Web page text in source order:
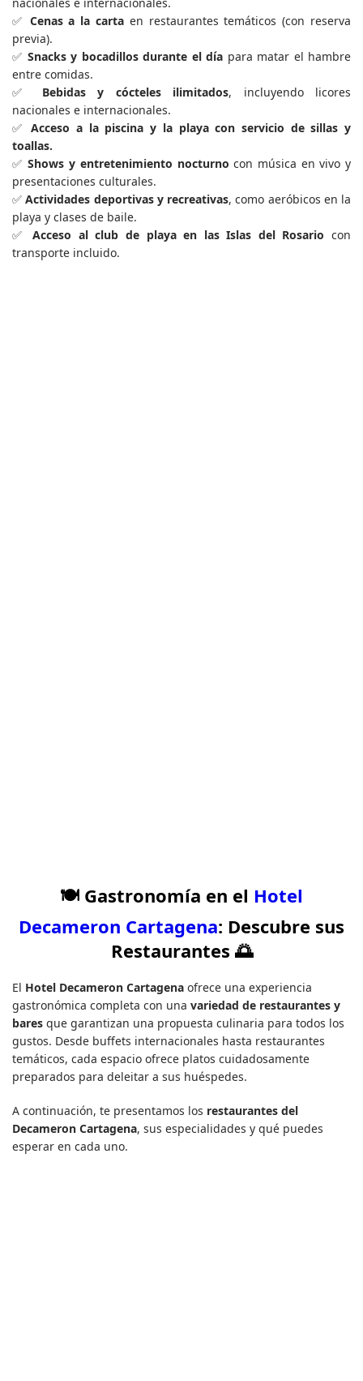
nacionales e internacionales.
✅ Cenas a la carta en restaurantes temáticos (con reserva
previa).
✅ Snacks y bocadillos durante el día para matar el hambre
entre comidas.
✅ Bebidas y cócteles ilimitados, incluyendo licores
nacionales e internacionales.
✅Acceso a la piscina y la playa con servicio de sillas y
toallas.
✅Shows y entretenimiento nocturno con música en vivo y
presentaciones culturales.
✅Actividades deportivas y recreativas, como aeróbicos en la
playa y clases de baile.
✅Acceso al club de playa en las Islas del Rosario con
transporte incluido.
🍽️ Gastronomía en el Hotel
Decameron Cartagena: Descubre sus
Restaurantes 🌅
El Hotel Decameron Cartagena ofrece una experiencia
gastronómica completa con una variedad de restaurantes y
bares que garantizan una propuesta culinaria para todos los
gustos. Desde buffets internacionales hasta restaurantes
temáticos, cada espacio ofrece platos cuidadosamente
preparados para deleitar a sus huéspedes.
A continuación, te presentamos los restaurantes del
Decameron Cartagena, sus especialidades y qué puedes
esperar en cada uno.